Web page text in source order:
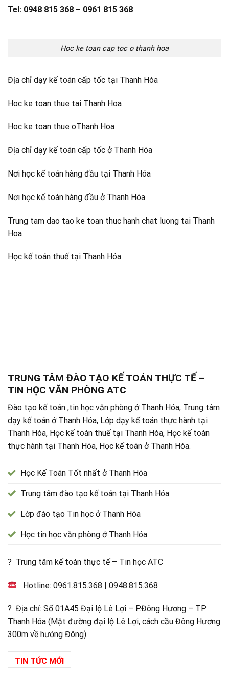
Tel: 0948 815 368 – 0961 815 368
Hoc ke toan cap toc o thanh hoa
Địa chỉ dạy kế toán cấp tốc tại Thanh Hóa
Hoc ke toan thue tai Thanh Hoa
Hoc ke toan thue oThanh Hoa
Địa chỉ dạy kế toán cấp tốc ở Thanh Hóa
Nơi học kế toán hàng đầu tại Thanh Hóa
Nơi học kế toán hàng đầu ở Thanh Hóa
Trung tam dao tao ke toan thuc hanh chat luong tai Thanh
Hoa
Học kế toán thuế tại Thanh Hóa
TRUNG TÂM ĐÀO TẠO KẾ TOÁN THỰC TẾ –
TIN HỌC VĂN PHÒNG ATC
Đào tạo kế toán ,tin học văn phòng ở Thanh Hóa, Trung tâm
dạy kế toán ở Thanh Hóa, Lớp dạy kế toán thực hành tại
Thanh Hóa, Học kế toán thuế tại Thanh Hóa, Học kế toán
thực hành tại Thanh Hóa, Học kế toán ở Thanh Hóa.
Học Kế Toán Tốt nhất ở Thanh Hóa
Trung tâm đào tạo kế toán tại Thanh Hóa
Lớp đào tạo Tin học ở Thanh Hóa
Học tin học văn phòng ở Thanh Hóa
? Trung tâm kế toán thực tế – Tin học ATC
Hotline:0961.815.368 |0948.815.368
? Địa chỉ: Số 01A45 Đại lộ Lê Lợi – P.Đông Hương – TP
Thanh Hóa (Mặt đường đại lộ Lê Lợi, cách cầu Đông Hương
300m về hướng Đông).
TIN TỨC MỚI